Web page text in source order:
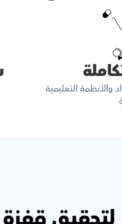
جميع المراحل الدراسية والمواد والأنظمة التعليمية